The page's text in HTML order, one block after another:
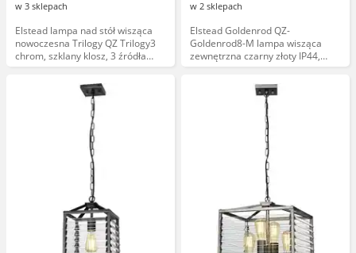
w 3 sklepach
Elstead lampa nad stół wisząca
nowoczesna Trilogy QZ Trilogy3
chrom, szklany klosz, 3 źródła
światła
w 2 sklepach
Elstead Goldenrod QZ-
Goldenrod8-M lampa wisząca
zewnętrzna czarny złoty IP44,
klasyczna oprawa ogrodowa,